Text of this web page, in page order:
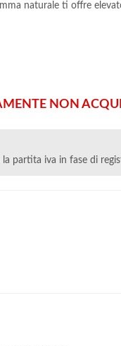
naturale ti offre
NON
partita iva in fase di